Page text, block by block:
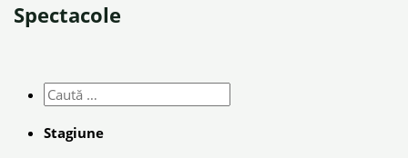
Spectacole
Stagiune